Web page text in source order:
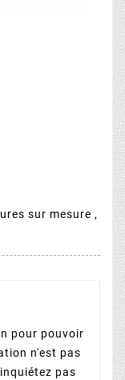
sur mesure ,
pour pouvoir
n'est pas
pas